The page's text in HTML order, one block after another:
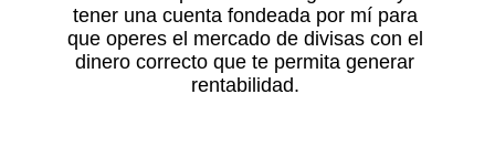
tener una cuenta fondeada por mí para
que operes el mercado de divisas con el
dinero correcto que te permita generar
rentabilidad.